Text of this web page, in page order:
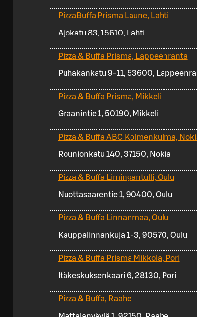
PizzaBuffa Prisma Laune, Lahti
Ajokatu 83, 15610, Lahti
Pizza & Buffa Prisma, Lappeenranta
Puhakankatu 9-11, 53600,
Pizza & Buffa Prisma, Mikkeli
Graanintie 1, 50190, Mikkeli
Pizza & Buffa ABC Kolmenkulma,
Rounionkatu 140, 37150, Nokia
Pizza & Buffa Limingantulli, Oulu
Nuottasaarentie 1, 90400, Oulu
Pizza & Buffa Linnanmaa, Oulu
Kauppalinnankuja 1-3, 90570, Oulu
Pizza & Buffa Prisma Mikkola, Pori
Itäkeskuksenkaari 6, 28130, Pori
Pizza & Buffa, Raahe